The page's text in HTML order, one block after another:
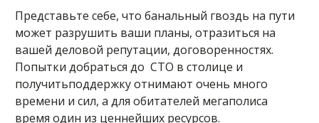
Представьте себе, что банальный гвоздь на пути
может разрушить ваши планы, отразиться на
вашей деловой репутации, договоренностях.
Попытки добраться до СТО в столице и
получитьподдержку отнимают очень много
времени и сил, а для обитателей мегаполиса
время один из ценнейших ресурсов.